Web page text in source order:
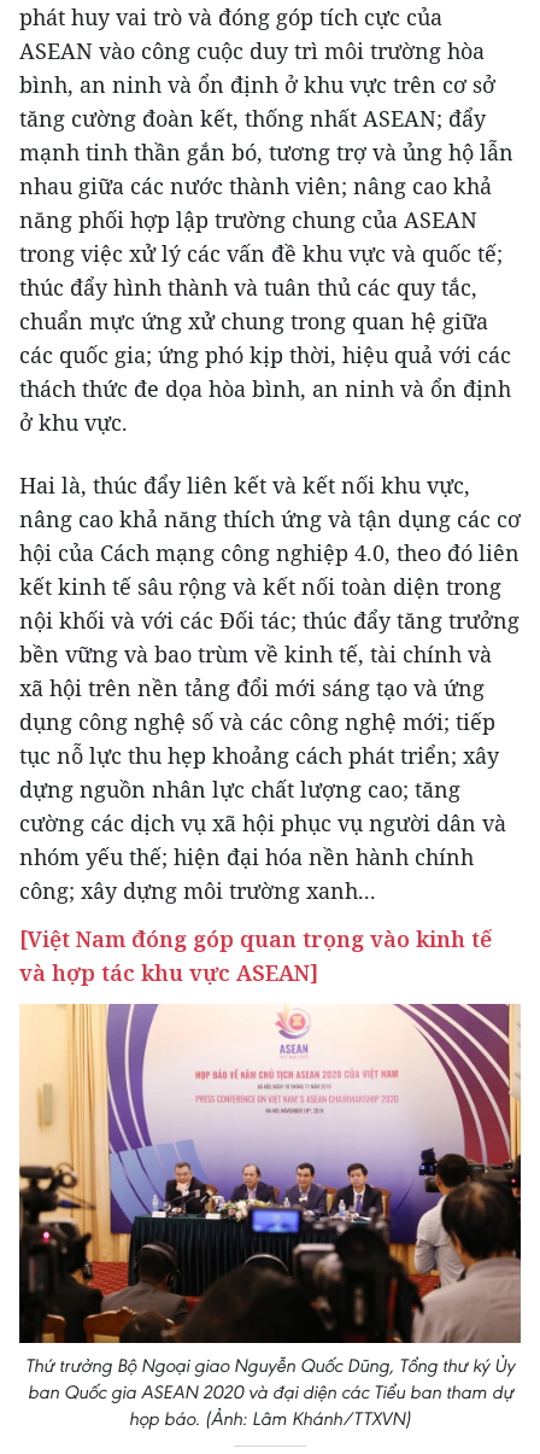
phát huy vai trò và đóng góp tích cực của
ASEAN vào công cuộc duy trì môi trường hòa
bình, an ninh và ổn định ở khu vực trên cơ sở
tăng cường đoàn kết, thống nhất ASEAN; đẩy
mạnh tinh thần gắn bó, tương trợ và ủng hộ lẫn
nhau giữa các nước thành viên; nâng cao khả
năng phối hợp lập trường chung của ASEAN
trong việc xử lý các vấn đề khu vực và quốc tế;
thúc đẩy hình thành và tuân thủ các quy tắc,
chuẩn mực ứng xử chung trong quan hệ giữa
các quốc gia; ứng phó kịp thời, hiệu quả với các
thách thức đe dọa hòa bình, an ninh và ổn định
ở khu vực.
Hai là, thúc đẩy liên kết và kết nối khu vực,
nâng cao khả năng thích ứng và tận dụng các cơ
hội của Cách mạng công nghiệp 4.0, theo đó liên
kết kinh tế sâu rộng và kết nối toàn diện trong
nội khối và với các Đối tác; thúc đẩy tăng trưởng
bền vững và bao trùm về kinh tế, tài chính và
xã hội trên nền tảng đổi mới sáng tạo và ứng
dụng công nghệ số và các công nghệ mới; tiếp
tục nỗ lực thu hẹp khoảng cách phát triển; xây
dựng nguồn nhân lực chất lượng cao; tăng
cường các dịch vụ xã hội phục vụ người dân và
nhóm yếu thế; hiện đại hóa nền hành chính
công; xây dựng môi trường xanh...
[Việt Nam đóng góp quan trọng vào kinh tế
và hợp tác khu vực ASEAN]
Thứ trưởng Bộ Ngoại giao Nguyễn Quốc Dũng, Tổng thư ký Ủy
ban Quốc gia ASEAN 2020 và đại diện các Tiểu ban tham dự
họp báo. (Ảnh: Lâm Khánh/TTXVN)